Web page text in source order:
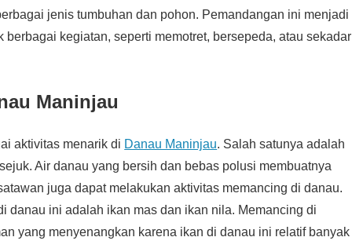
jenis tumbuhan dan pohon. Pemandangan ini menjadi
berbagai kegiatan, seperti memotret, bersepeda, atau sekadar
Maninjau
aktivitas menarik di Danau Maninjau. Salah satunya adalah
Air danau yang bersih dan bebas polusi membuatnya
juga dapat melakukan aktivitas memancing di danau.
danau ini adalah ikan mas dan ikan nila. Memancing di
yang menyenangkan karena ikan di danau ini relatif banyak